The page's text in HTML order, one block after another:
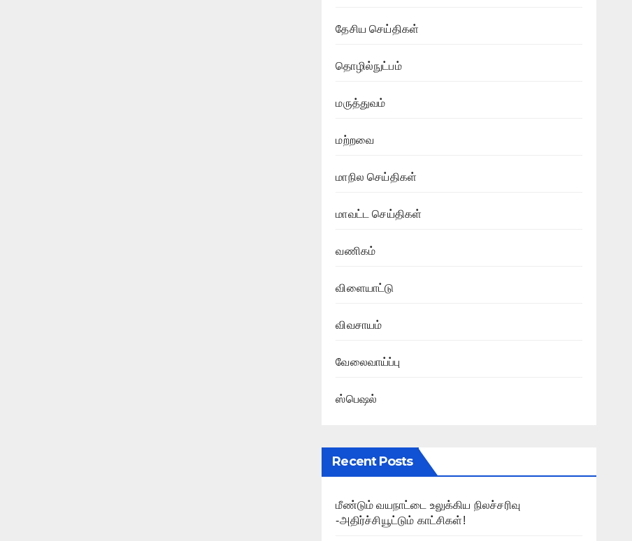
தேசிய செய்திகள்
தொழில்நுட்பம்
மருத்துவம்
மற்றவை
மாநில செய்திகள்
மாவட்ட செய்திகள்
வணிகம்
விளையாட்டு
விவசாயம்
வேலைவாய்ப்பு
ஸ்பெஷல்
Recent Posts
மீண்டும் வயநாட்டை உலுக்கிய நிலச்சரிவு
-அதிர்ச்சியூட்டும் காட்சிகள்!